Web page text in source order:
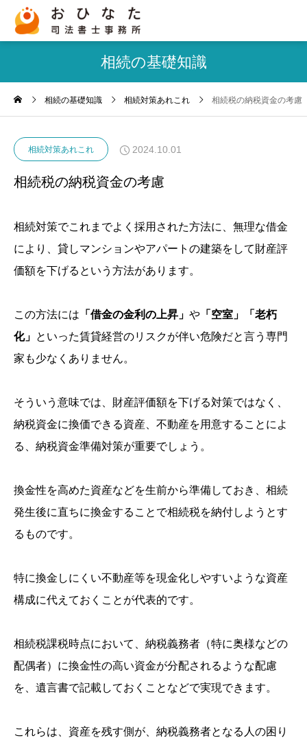
相続の基礎知識
相続の基礎知識 相続対策あれこれ 相続税の納税資金の考慮
相続対策あれこれ 2024.10.01
相続税の納税資金の考慮
相続対策でこれまでよく採用された方法に、無理な借金
により、貸しマンションやアパートの建築をして財産評
価額を下げるという方法があります。
この方法には 「借金の金利の上昇」 や 「空室」「老朽
化」 といった賃貸経営のリスクが伴い危険だと言う専門
家も少なくありません。
そういう意味では、財産評価額を下げる対策ではなく、
納税資金に換価できる資産、不動産を用意することによ
る、納税資金準備対策が重要でしょう。
換金性を高めた資産などを生前から準備しておき、相続
発生後に直ちに換金することで相続税を納付しようとす
るものです。
特に換金しにくい不動産等を現金化しやすいような資産
構成に代えておくことが代表的です。
相続税課税時点において、納税義務者（特に奥様などの
配偶者）に換金性の高い資金が分配されるような配慮
を、遺言書で記載しておくことなどで実現できます。
これらは、資産を残す側が、納税義務者となる人の困り